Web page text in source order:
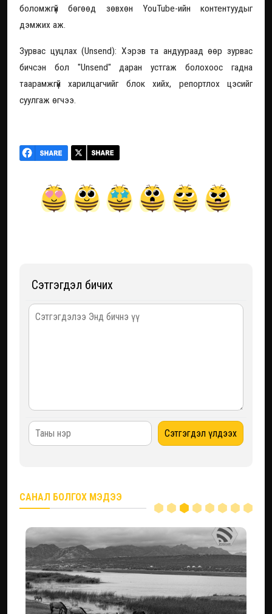
боломжгүй бөгөөд зөвхөн YouTube-ийн контентуудыг
дэмжих аж.
Зурвас цуцлах (Unsend): Хэрэв та андуураад өөр зурвас
бичсэн бол "Unsend" даран устгаж болохоос гадна
таарамжгүй харилцагчийг блок хийх, репортлох цэсийг
суулгаж өгчээ.
Сэтгэгдэл бичих
САНАЛ БОЛГОХ МЭДЭЭ